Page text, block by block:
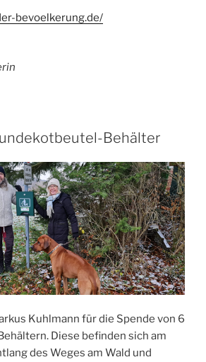
bevoelkerung.de/
Behälter
Kuhlmann für die Spende von 6
Diese befinden sich am
des Weges am Wald und